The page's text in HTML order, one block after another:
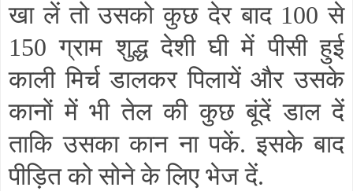
खा लें तो उसको कुछ देर बाद 100 से
150 ग्राम शुद्ध देशी घी में पीसी हुई
काली मिर्च डालकर पिलायें और उसके
कानों में भी तेल की कुछ बूंदें डाल दें
ताकि उसका कान ना पकें. इसके बाद
पीड़ित को सोने के लिए भेज दें.